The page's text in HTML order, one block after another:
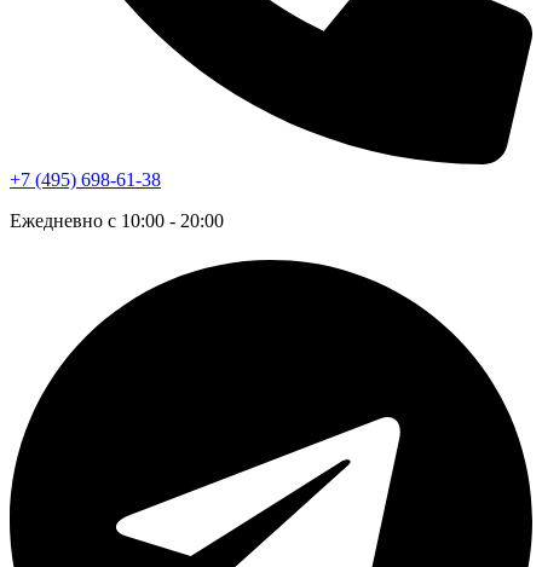
+7 (495) 698-61-38
Ежедневно с 10:00 - 20:00